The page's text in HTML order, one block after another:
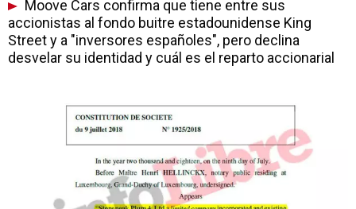
Moove Cars confirma que tiene entre sus
accionistas al fondo buitre estadounidense King
Street y a "inversores españoles", pero declina
desvelar su identidad y cuál es el reparto accionarial